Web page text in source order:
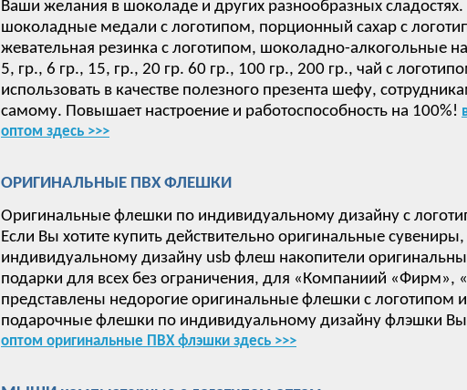
Ваши желания в шоколаде и других разнообразных
шоколадные медали с логотипом, порционный сахар с
жевательная резинка с логотипом, шоколадно-алкогольные
5, гр., 6 гр., 15, гр., 20 гр. 60 гр., 100 гр., 200 гр., чай с
использовать в качестве полезного презента шефу,
самому. Повышает настроение и работоспособность на 100%!
оптом здесь >>>
ОРИГИНАЛЬНЫЕ ПВХ ФЛЕШКИ
Оригинальные флешки по индивидуальному дизайну с
Если Вы хотите купить действительно оригинальные
индивидуальному дизайну usb флеш накопители
подарки для всех без ограничения, для «Компаниий «Фирм»,
представлены недорогие оригинальные флешки с логотипом
подарочные флешки по индивидуальному дизайну флэшки
оптом оригинальные ПВХ флэшки здесь >>>